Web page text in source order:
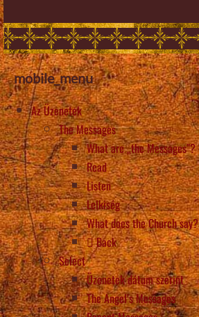
mobile_menu
Az Üzenetek
The Messages
What are „the Messages”?
Read
Listen
Lelkiség
What does the Church say?
Back
Select
Üzenetek dátum szerint
The Angel’s Messages